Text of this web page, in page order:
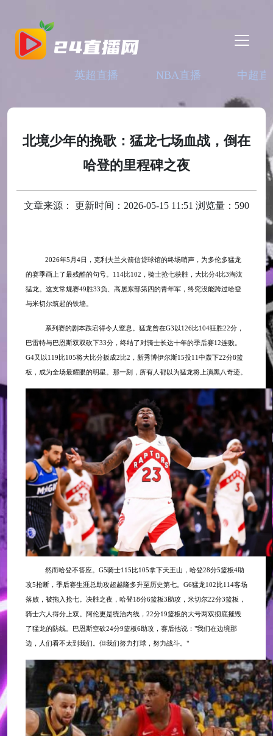
英超直播 NBA直播 中超直
北境少年的挽歌：猛龙七场血战，倒在
哈登的里程碑之夜
文章来源： 更新时间：2026-05-15 11:51 浏览量：590
2026年5月4日，克利夫兰火箭信贷球馆的终场哨声，为多伦多猛龙
的赛季画上了最残酷的句号。114比102，骑士抢七获胜，大比分4比3淘汰
猛龙。这支常规赛49胜33负、高居东部第四的青年军，终究没能跨过哈登
与米切尔筑起的铁墙。
系列赛的剧本跌宕得令人窒息。猛龙曾在G3以126比104狂胜22分，
巴雷特与巴恩斯双双砍下33分，终结了对骑士长达十年的季后赛12连败。
G4又以119比105将大比分扳成2比2，新秀博伊尔斯15投11中轰下22分8篮
板，成为全场最耀眼的明星。那一刻，所有人都以为猛龙将上演黑八奇迹。
然而哈登不答应。 G5骑士115比105拿下天王山，哈登28分5篮板4助
攻5抢断，季后赛生涯总助攻超越隆多升至历史第七。G6猛龙102比114客场
落败，被拖入抢七。决胜之夜，哈登18分6篮板3助攻，米切尔22分3篮板，
骑士六人得分上双。阿伦更是统治内线，22分19篮板的大号两双彻底摧毁
了猛龙的防线。巴恩斯空砍24分9篮板6助攻，赛后他说："我们在边境那
边，人们看不太到我们。但我们努力打球，努力战斗。"